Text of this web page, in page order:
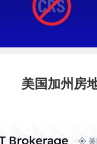
美国加州房